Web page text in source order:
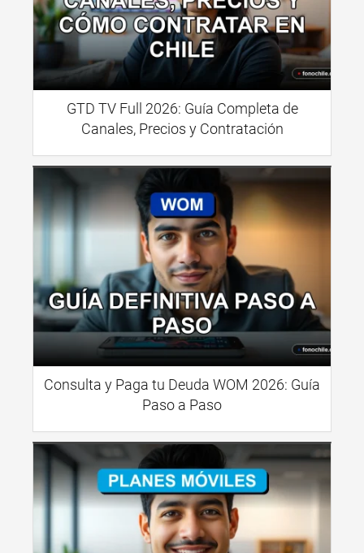
GTD TV Full 2026: Guía Completa de
Canales, Precios y Contratación
Consulta y Paga tu Deuda WOM 2026: Guía
Paso a Paso